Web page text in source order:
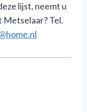
lijst, neemt u
Tel.